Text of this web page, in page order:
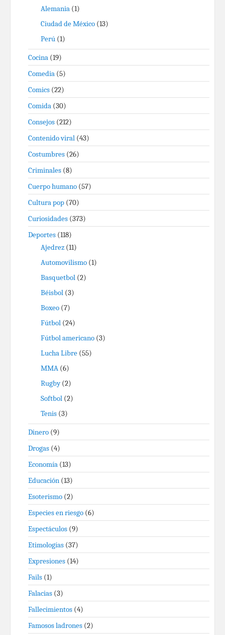
Alemania (1)
Ciudad de México (13)
Perú (1)
Cocina (19)
Comedia (5)
Comics (22)
Comida (30)
Consejos (212)
Contenido viral (43)
Costumbres (26)
Criminales (8)
Cuerpo humano (57)
Cultura pop (70)
Curiosidades (373)
Deportes (118)
Ajedrez (11)
Automovilismo (1)
Basquetbol (2)
Béisbol (3)
Boxeo (7)
Fútbol (24)
Fútbol americano (3)
Lucha Libre (55)
MMA (6)
Rugby(2)
Softbol (2)
Tenis (3)
Dinero (9)
Drogas (4)
Economía (13)
Educación (13)
Esoterismo (2)
Especies en riesgo (6)
Espectáculos (9)
Etimologías (37)
Expresiones (14)
Fails (1)
Falacias (3)
Fallecimientos (4)
Famosos ladrones (2)